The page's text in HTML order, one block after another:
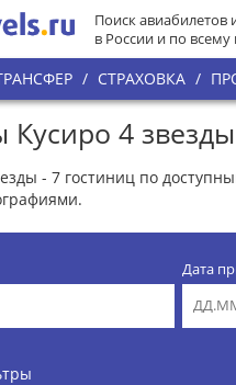
Поиск авиабилетов
в России и по
/ СТРАХОВКА /
Кусиро 4 звезды
- 7 гостиниц по
Дата